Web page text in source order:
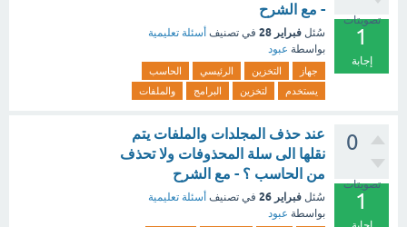
تصويتات
1
إجابة
- مع الشرح
سُئل فبراير 28 في تصنيف أسئلة تعليمية
بواسطة عبود
جهاز التخزين الرئيسي
الحاسب
يستخدم
لتخزين البرامج والملفات
0
تصويتات
1
عند حذف المجلدات والملفات يتم
نقلها الى سلة المحذوفات ولا تحذف
من الحاسب ؟ - مع الشرح
سُئل فبراير 26 في تصنيف أسئلة تعليمية
بواسطة عبود